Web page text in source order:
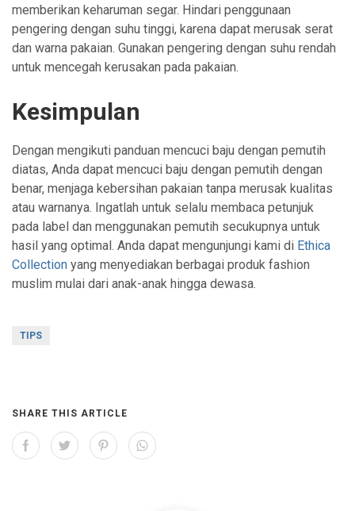
memberikan keharuman segar. Hindari penggunaan
pengering dengan suhu tinggi, karena dapat merusak serat
dan warna pakaian. Gunakan pengering dengan suhu rendah
untuk mencegah kerusakan pada pakaian.
Kesimpulan
Dengan mengikuti panduan mencuci baju dengan pemutih
diatas, Anda dapat mencuci baju dengan pemutih dengan
benar, menjaga kebersihan pakaian tanpa merusak kualitas
atau warnanya. Ingatlah untuk selalu membaca petunjuk
pada label dan menggunakan pemutih secukupnya untuk
hasil yang optimal. Anda dapat mengunjungi kami di Ethica
Collection yang menyediakan berbagai produk fashion
muslim mulai dari anak-anak hingga dewasa.
TIPS
SHARE THIS ARTICLE